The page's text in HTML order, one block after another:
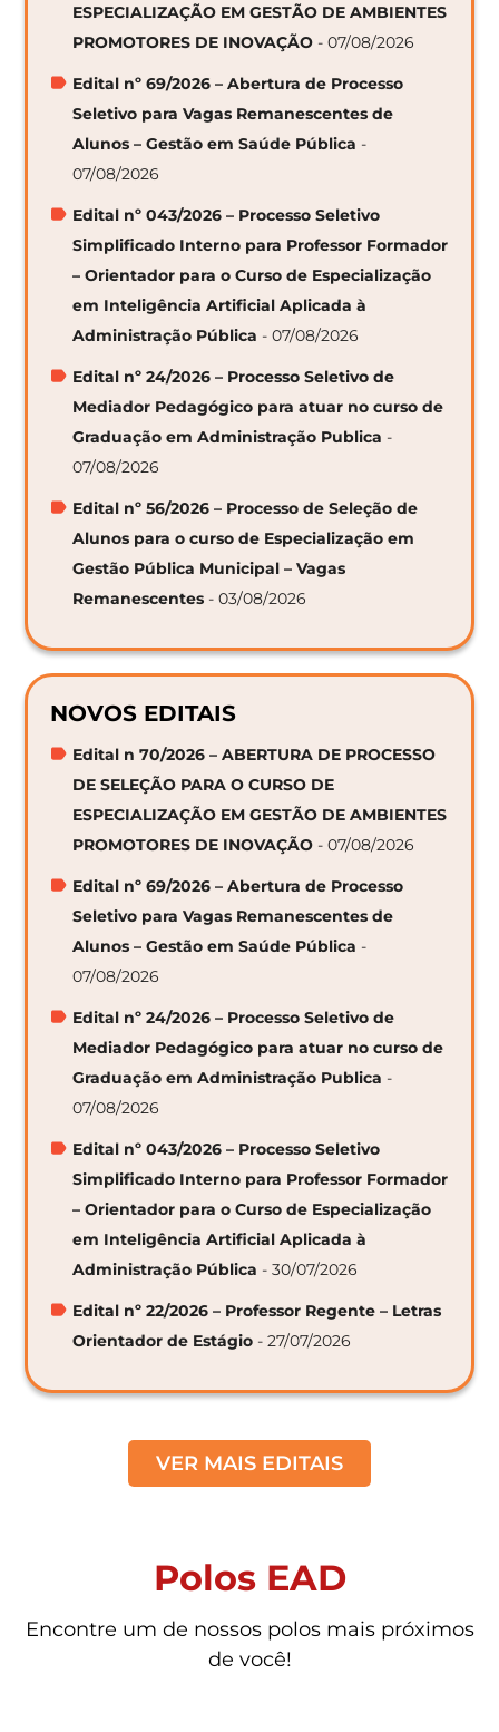
ESPECIALIZAÇÃO EM GESTÃO DE AMBIENTES
PROMOTORES DE INOVAÇÃO - 07/08/2026
Edital nº 69/2026 – Abertura de Processo
Seletivo para Vagas Remanescentes de
Alunos – Gestão em Saúde Pública -
07/08/2026
Edital nº 043/2026 – Processo Seletivo
Simplificado Interno para Professor Formador
– Orientador para o Curso de Especialização
em Inteligência Artificial Aplicada à
Administração Pública - 07/08/2026
Edital nº 24/2026 – Processo Seletivo de
Mediador Pedagógico para atuar no curso de
Graduação em Administração Publica -
07/08/2026
Edital nº 56/2026 – Processo de Seleção de
Alunos para o curso de Especialização em
Gestão Pública Municipal – Vagas
Remanescentes - 03/08/2026
NOVOS EDITAIS
Edital n 70/2026 – ABERTURA DE PROCESSO
DE SELEÇÃO PARA O CURSO DE
ESPECIALIZAÇÃO EM GESTÃO DE AMBIENTES
PROMOTORES DE INOVAÇÃO - 07/08/2026
Edital nº 69/2026 – Abertura de Processo
Seletivo para Vagas Remanescentes de
Alunos – Gestão em Saúde Pública -
07/08/2026
Edital nº 24/2026 – Processo Seletivo de
Mediador Pedagógico para atuar no curso de
Graduação em Administração Publica -
07/08/2026
Edital nº 043/2026 – Processo Seletivo
Simplificado Interno para Professor Formador
– Orientador para o Curso de Especialização
em Inteligência Artificial Aplicada à
Administração Pública - 30/07/2026
Edital nº 22/2026 – Professor Regente – Letras
Orientador de Estágio - 27/07/2026
VER MAIS EDITAIS
Polos EAD
Encontre um de nossos polos mais próximos
de você!